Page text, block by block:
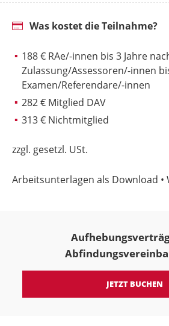
Was kostet die Teilnahme?
188 € RAe/-innen bis 3 Jahre
Zulassung/Assessoren/-innen
Examen/Referendare/-innen
282 € Mitglied DAV
313 € Nichtmitglied
zzgl. gesetzl. USt.
Arbeitsunterlagen als Download •
JETZT BUCHEN